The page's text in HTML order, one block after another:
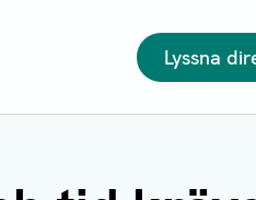
Lyssna